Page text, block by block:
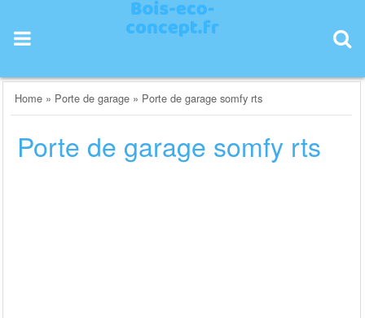
content
Home » Porte de garage » Porte de garage somfy rts
Porte de garage somfy rts